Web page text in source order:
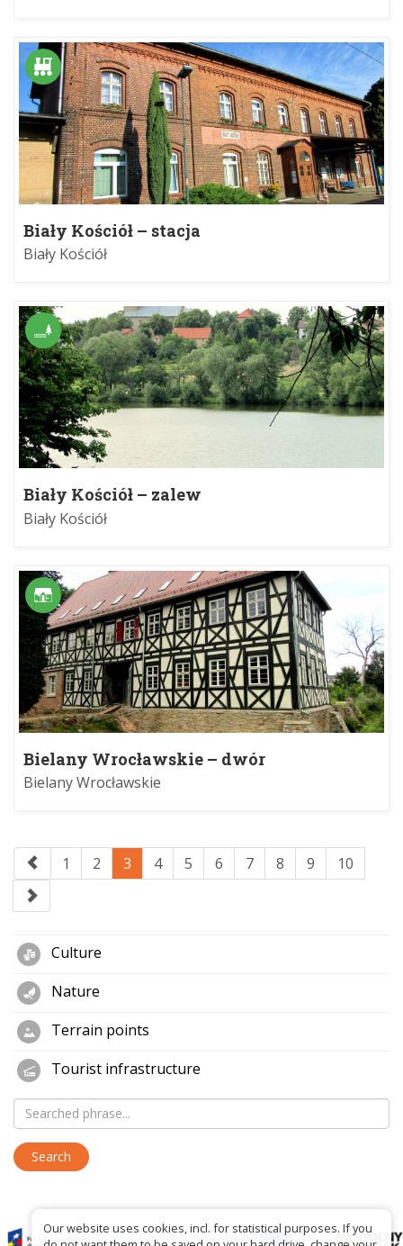
Biały Kościół – stacja
Biały Kościół
Biały Kościół – zalew
Biały Kościół
Bielany Wrocławskie – dwór
Bielany Wrocławskie
1 2 3 4 5 6 7 8 9 10
Culture
Nature
Terrain points
Tourist infrastructure
Our website uses cookies, incl. for statistical purposes. If you